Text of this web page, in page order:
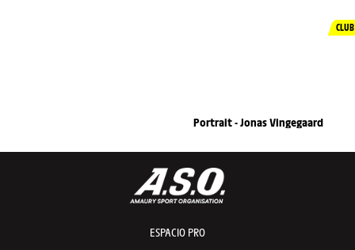
CLUB
Portrait - Jonas Vingegaard
ESPACIO PRO